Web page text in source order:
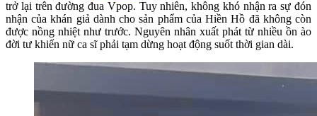
trở lại trên đường đua Vpop. Tuy nhiên, không khó nhận ra sự đón
nhận của khán giả dành cho sản phẩm của Hiền Hồ đã không còn
được nồng nhiệt như trước. Nguyên nhân xuất phát từ nhiều ồn ào
đời tư khiến nữ ca sĩ phải tạm dừng hoạt động suốt thời gian dài.